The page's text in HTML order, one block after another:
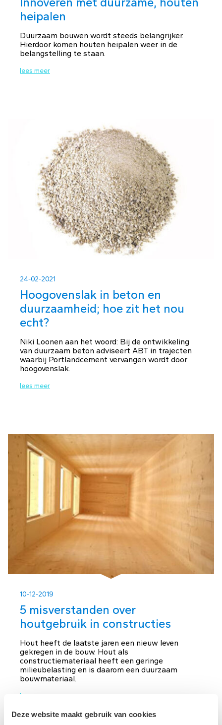
Deze website maakt gebruik van cookies
heipalen
Duurzaam bouwen wordt steeds belangrijker.
Hierdoor komen houten heipalen weer in de
belangstelling te staan.
lees meer
24-02-2021
Hoogovenslak in beton en
duurzaamheid; hoe zit het nou
echt?
Niki Loonen aan het woord: Bij de ontwikkeling
van duurzaam beton adviseert ABT in trajecten
waarbij Portlandcement vervangen wordt door
hoogovenslak.
lees meer
10-12-2019
5 misverstanden over
houtgebruik in constructies
Hout heeft de laatste jaren een nieuw leven
gekregen in de bouw. Hout als
constructiemateriaal heeft een geringe
milieubelasting en is daarom een duurzaam
bouwmateriaal.
lees meer